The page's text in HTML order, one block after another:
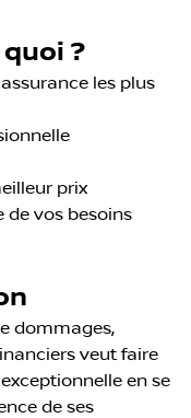
?
les plus
prix
de vos besoins
dommages,
veut faire
en se
de ses